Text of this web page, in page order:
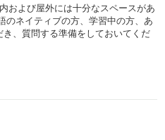
および屋外には十分なスペースがあ
のネイティブの方、学習中の方、あ
、質問する準備をしておいてくだ